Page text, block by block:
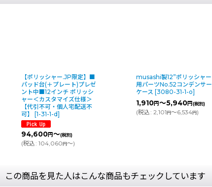
【ポリッシャー.JP限定】■
パッド台(＋プレート)プレゼ
ント中■12インチ ポリッシ
ャー＜カスタマイズ仕様＞
【代引不可・個人宅配送不
可】
[1-31-1-d]
94,600円～(税別)
(税込: 104,060円～)
musashi製12”ポリッシャー
用パーツNo.52コンデンサー
ケース [3080-31-1-o]
1,910円～5,940円(税別)
(税込: 2,101円～6,534円)
この商品を見た人はこんな商品もチェックしています